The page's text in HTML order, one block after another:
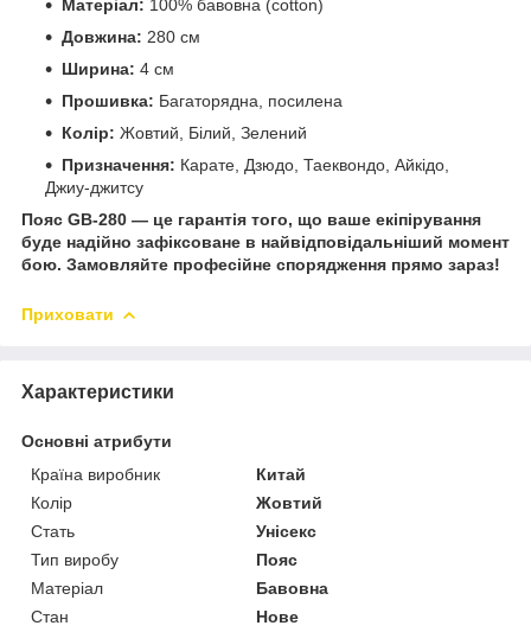
Матеріал: 100% бавовна (cotton)
Довжина: 280 см
Ширина: 4 см
Прошивка: Багаторядна, посилена
Колір: Жовтий, Білий, Зелений
Призначення: Карате, Дзюдо, Таеквондо, Айкідо,
Джиу-джитсу
Пояс GB-280 — це гарантія того, що ваше екіпірування
буде надійно зафіксоване в найвідповідальніший момент
бою. Замовляйте професійне спорядження прямо зараз!
Приховати
Характеристики
Основні атрибути
Країна виробник
Китай
Колір
Жовтий
Стать
Унісекс
Тип виробу
Пояс
Матеріал
Бавовна
Стан
Нове